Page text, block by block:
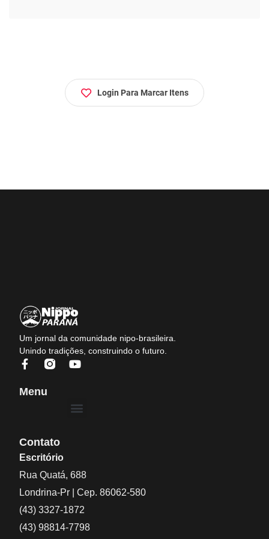
Login Para Marcar Itens
Um jornal da comunidade nipo-brasileira.
Unindo tradições, construindo o futuro.
Menu
Contato
Escritório
Rua Quatá, 688
Londrina-Pr | Cep. 86062-580
(43) 3327-1872
(43) 98814-7798